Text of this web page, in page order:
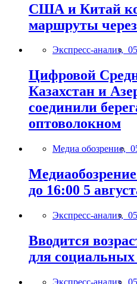
США и Китай
маршруты
Экспресс-анализ,
Цифровой
Казахстан и
соединили
оптоволокном
Медиа обозрение,
до 16:00 5
Экспресс-анализ,
Вводится
для социальных
Экспресс-анализ,